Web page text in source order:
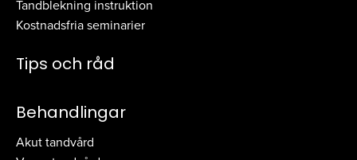
Tandblekning instruktion
Kostnadsfria seminarier
Tips och råd
Behandlingar
Akut tandvård